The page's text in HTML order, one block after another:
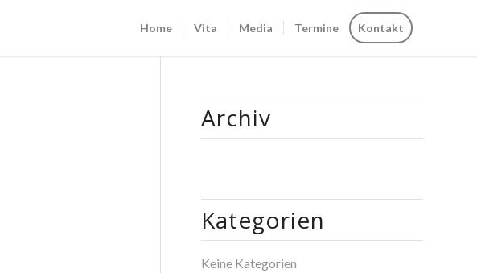
Home Vita Media Termine Kontakt
Archiv
Kategorien
Keine Kategorien